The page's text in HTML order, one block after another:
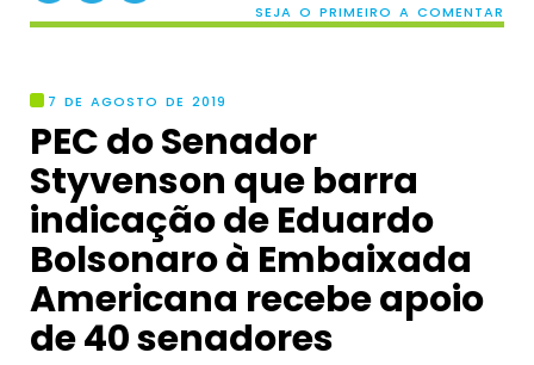
SEJA O PRIMEIRO A COMENTAR
7 DE AGOSTO DE 2019
PEC do Senador
Styvenson que barra
indicação de Eduardo
Bolsonaro à Embaixada
Americana recebe apoio
de 40 senadores